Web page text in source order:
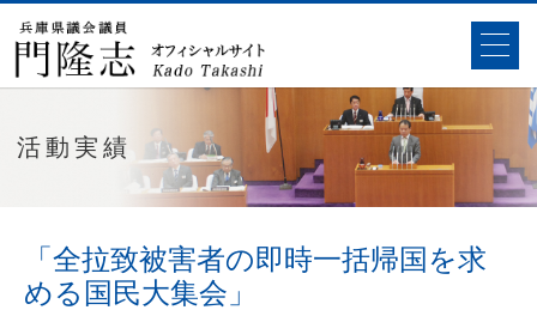
活動実績
「全拉致被害者の即時一括帰国を求
める国民大集会」